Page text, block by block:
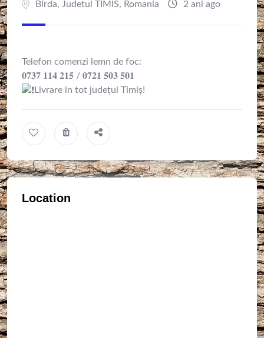
Birda, Judetul TIMIS, Romania 2 ani ago
Telefon comenzi lemn de foc:
𝟎𝟕𝟑𝟕 𝟏𝟏𝟒 𝟐𝟏𝟓 / 𝟎𝟕𝟐𝟏 𝟓𝟎𝟑 𝟓𝟎𝟏
Livrare in tot județul Timiș!
Location